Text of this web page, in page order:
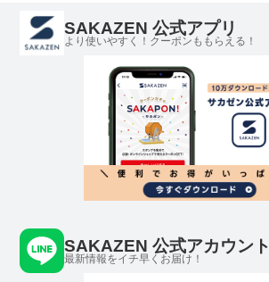
SAKAZEN 公式アプリ
より使いやすく！クーポンももらえる！
SAKAZEN 公式アカウント
最新情報をイチ早くお届け！